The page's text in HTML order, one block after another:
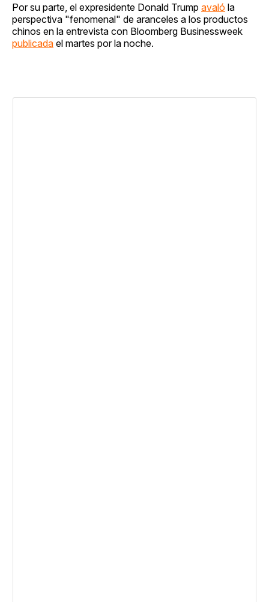
Por su parte, el expresidente Donald Trump avaló la
perspectiva "fenomenal" de aranceles a los productos
chinos en la entrevista con Bloomberg Businessweek
publicada el martes por la noche.